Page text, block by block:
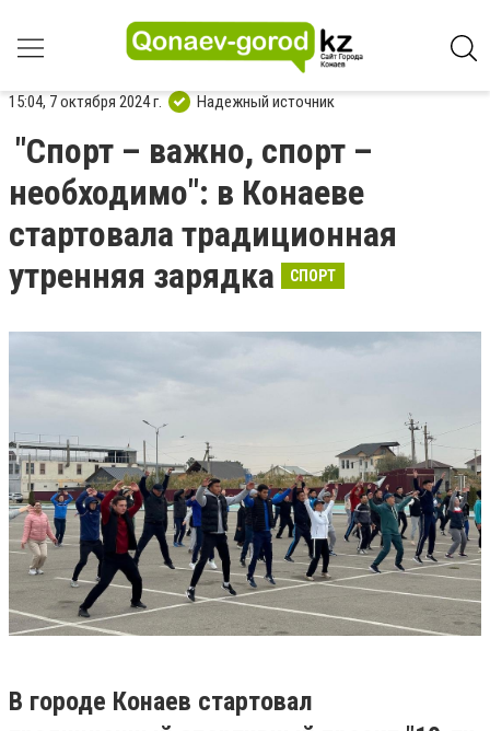
15:04, 7 октября 2024 г. Надежный источник
"Спорт – важно, спорт –
необходимо": в Конаеве
стартовала традиционная
утренняя зарядка
СПОРТ
В городе Конаев стартовал